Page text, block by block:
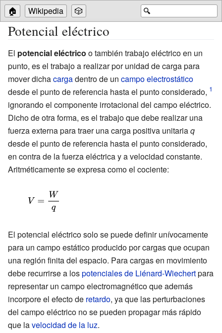
🔍
🏠 Wikipedia 🎲
Potencial eléctrico
El potencial eléctrico o también trabajo eléctrico en un
punto, es el trabajo a realizar por unidad de carga para
mover dichacargadentro de un campo electrostático
desde el punto de referencia hasta el punto considerado,
ignorando el componente irrotacional del campo eléctrico.
Dicho de otra forma, es el trabajo que debe realizar una
fuerza externa para traer una carga positiva unitariaq
desde el punto de referencia hasta el punto considerado,
en contra de la fuerza eléctrica y a velocidad constante.
Aritméticamente se expresa como el cociente:
{\displaystyle
V={\frac
El potencial eléctrico solo se puede definir unívocamente
para un campo estático producido por cargas que ocupan
una región finita del espacio. Para cargas en movimiento
debe recurrirse a lospotenciales de Liénard-Wiechertpara
representar un campo electromagnético que además
incorpore el efecto de retardo, ya que las perturbaciones
del campo eléctrico no se pueden propagar más rápido
que lavelocidad de la luz.